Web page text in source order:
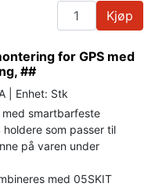
Kjøp
for GPS med
##
| Enhet: Stk
med smartbarfeste
holdere som passer til
på varen under
med 05SKIT